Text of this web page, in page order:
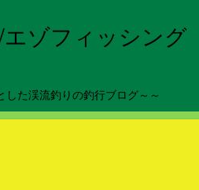
ゾフィッシング
した渓流釣りの釣行ブログ～～